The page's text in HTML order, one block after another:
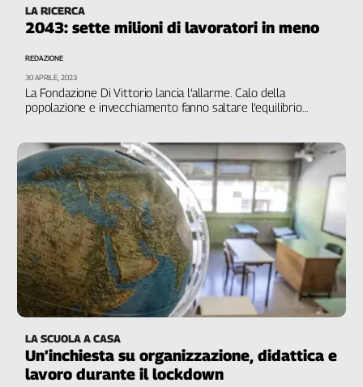
Speciali
G8
sangue
120
anni
Cgil
Collettiva
Academy
Collettiva
Play
Rubriche
Talk
settimana
LA RICERCA
2043: sette milioni di lavoratori in meno
La Fondazione Di Vittorio lancia l’allarme. Calo della
popolazione e invecchiamento fanno saltare l’equilibrio
REDAZIONE
30 APRILE, 2023
LA SCUOLA A CASA
Un’inchiesta su organizzazione, didattica e
lavoro durante il lockdown